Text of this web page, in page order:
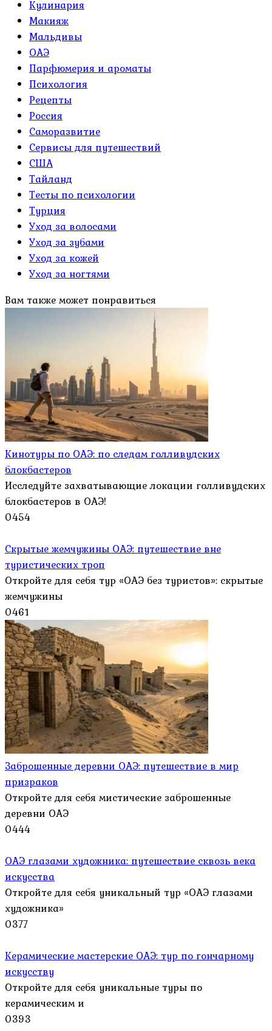
Кулинария
Макияж
Мальдивы
ОАЭ
Парфюмерия и ароматы
Психология
Рецепты
Россия
Саморазвитие
Сервисы для путешествий
США
Тайланд
Тесты по психологии
Турция
Уход за волосами
Уход за зубами
Уход за кожей
Уход за ногтями
Вам также может понравиться
Кинотуры по ОАЭ: по следам голливудских
блокбастеров
Исследуйте захватывающие локации голливудских
блокбастеров в ОАЭ!
0454
Скрытые жемчужины ОАЭ: путешествие вне
туристических троп
Откройте для себя тур «ОАЭ без туристов»: скрытые
жемчужины
0461
Заброшенные деревни ОАЭ: путешествие в мир
призраков
Откройте для себя мистические заброшенные
деревни ОАЭ
0444
ОАЭ глазами художника: путешествие сквозь века
искусства
Откройте для себя уникальный тур «ОАЭ глазами
художника»
0377
Керамические мастерские ОАЭ: тур по гончарному
искусству
Откройте для себя уникальные туры по
керамическим и
0393